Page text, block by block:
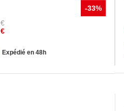
-33%
€
€
Expédié en 48h